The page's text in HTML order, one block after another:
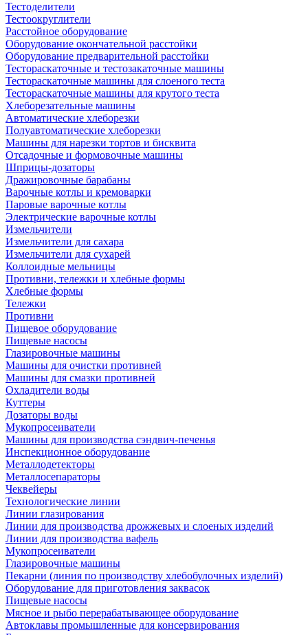
Тестоделители
Тестоокруглители
Расстойное оборудование
Оборудование окончательной расстойки
Оборудование предварительной расстойки
Тестораскаточные и тестозакаточные машины
Тестораскаточные машины для слоеного теста
Тестораскаточные машины для крутого теста
Хлеборезательные машины
Автоматические хлеборезки
Полуавтоматические хлеборезки
Машины для нарезки тортов и бисквита
Отсадочные и формовочные машины
Шприцы-дозаторы
Дражировочные барабаны
Варочные котлы и кремоварки
Паровые варочные котлы
Электрические варочные котлы
Измельчители
Измельчители для сахара
Измельчители для сухарей
Коллоидные мельницы
Противни, тележки и хлебные формы
Хлебные формы
Тележки
Противни
Пищевое оборудование
Пищевые насосы
Глазировочные машины
Машины для очистки противней
Машины для смазки противней
Охладители воды
Куттеры
Дозаторы воды
Мукопросеиватели
Машины для производства сэндвич-печенья
Инспекционное оборудование
Металлодетекторы
Металлосепараторы
Чеквейеры
Технологические линии
Линии глазирования
Линии для производства дрожжевых и слоеных изделий
Линии для производства вафель
Мукопросеиватели
Глазировочные машины
Пекарни (линия по производству хлебобулочных изделий)
Оборудование для приготовления заквасок
Пищевые насосы
Мясное и рыбо перерабатывающее оборудование
Автоклавы промышленные для консервирования